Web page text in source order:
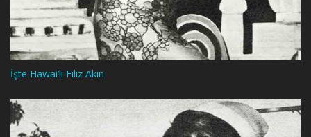
İşte Hawai’li Filiz Akın